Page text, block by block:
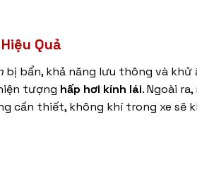
Quả
bị bẩn, khả năng lưu thông và
tượng hấp hơi kính lái. Ngoài
cần thiết, không khí trong xe sẽ